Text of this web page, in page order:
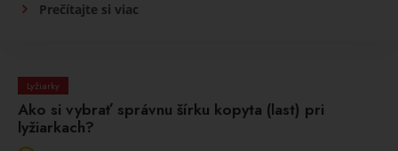
Prečítajte si viac
Lyžiarky
Ako si vybrať správnu šírku kopyta (last) pri
lyžiarkach?